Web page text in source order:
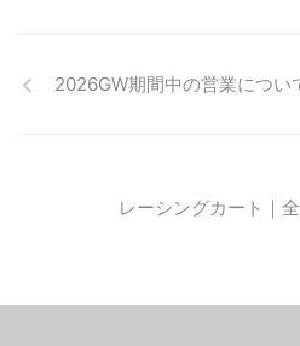
2026GW期間中の営業につい
レーシングカート｜